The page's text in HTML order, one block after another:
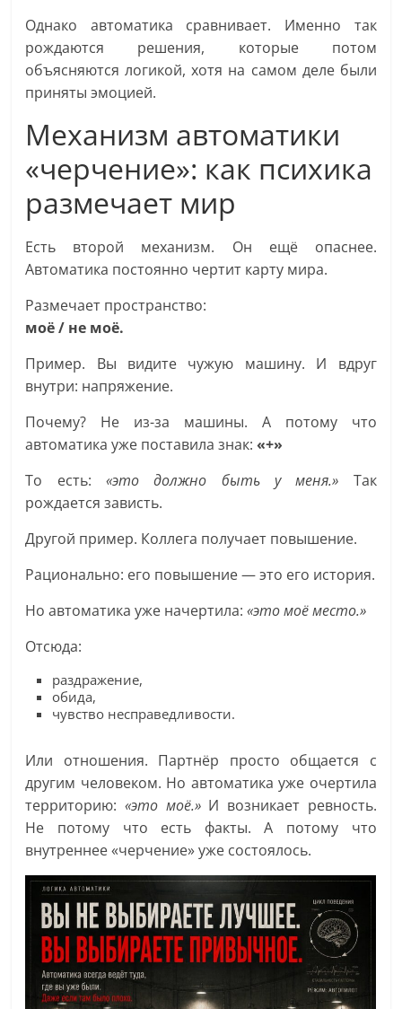
Однако автоматика сравнивает. Именно так
рождаются решения, которые потом
объясняются логикой, хотя на самом деле были
приняты эмоцией.
Механизм автоматики
«черчение»: как психика
размечает мир
Есть второй механизм. Он ещё опаснее.
Автоматика постоянно чертит карту мира.
Размечает пространство:
моё / не моё.
Пример. Вы видите чужую машину. И вдруг
внутри: напряжение.
Почему? Не из-за машины. А потому что
автоматика уже поставила знак:«+»
То есть:«это должно быть у меня.» Так
рождается зависть.
Другой пример. Коллега получает повышение.
Рационально: его повышение — это его история.
Но автоматика уже начертила:«это моё место.»
Отсюда:
раздражение,
обида,
чувство несправедливости.
Или отношения. Партнёр просто общается с
другим человеком. Но автоматика уже очертила
территорию:«это моё.» И возникает ревность.
Не потому что есть факты. А потому что
внутреннее «черчение» уже состоялось.